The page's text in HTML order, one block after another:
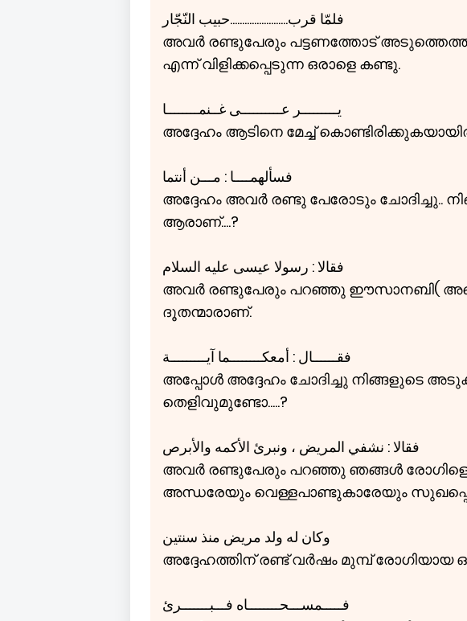
فلمّا قرب........................حبيب النّجّار
അവർ രണ്ടുപേരും പട്ടണത്തോട്
എന്ന് വിളിക്കപ്പെടുന്ന ഒരാളെ കണ്ടു.
يـــــــــر عــــــــــی غــنمــــــــا
അദ്ദേഹം ആടിനെ മേച്ച്
فسألهمــــا : مـــن أنتما
അദ്ദേഹം അവർ രണ്ടു പേരോടും ചോദിച്ചു..
ആരാണ്....?
فقالا : رسولا عيسی عليه السلام
അവർ രണ്ടുപേരും പറഞ്ഞു ഈസാനബി(
ദൂതന്മാരാണ്.
فقــــــال : أمعكــــــــما آيـــــــــة
അപ്പോൾ അദ്ദേഹം ചോദിച്ചു നിങ്ങളുടെ
തെളിവുമുണ്ടോ.....?
فقالا : نشفي المريض ، ونبرئ الأكمه والأبرص
അവർ രണ്ടുപേരും പറഞ്ഞു ഞങ്ങൾ
അന്ധരേയും വെള്ളപാണ്ടുകാരേയും
وكان له ولد مريض منذ سنتين
അദ്ദേഹത്തിന് രണ്ട് വർഷം മുമ്പ് രോഗിയായ
فـــــمســـحــــــــاه فـــبـــــــرئ